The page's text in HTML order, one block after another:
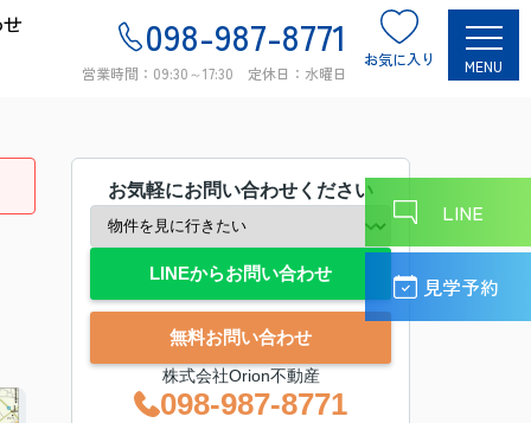
098-987-8771
営業時間：09:30～17:30 定休日：水曜日
お気に入り MENU
LINE
見学予約
お気軽にお問い合わせください
LINEからお問い合わせ
無料お問い合わせ
株式会社Orion不動産
098-987-8771